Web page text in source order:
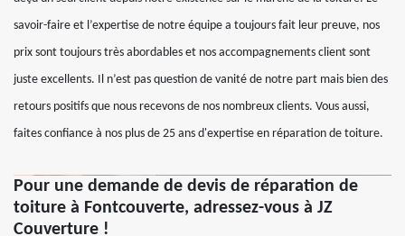
savoir-faire et l’expertise de notre équipe a toujours fait leur preuve, nos
prix sont toujours très abordables et nos accompagnements client sont
juste excellents. Il n’est pas question de vanité de notre part mais bien des
retours positifs que nous recevons de nos nombreux clients. Vous aussi,
faites confiance à nos plus de 25 ans d'expertise en réparation de toiture.
Pour une demande de devis de réparation de
toiture à Fontcouverte, adressez-vous à JZ
Couverture !